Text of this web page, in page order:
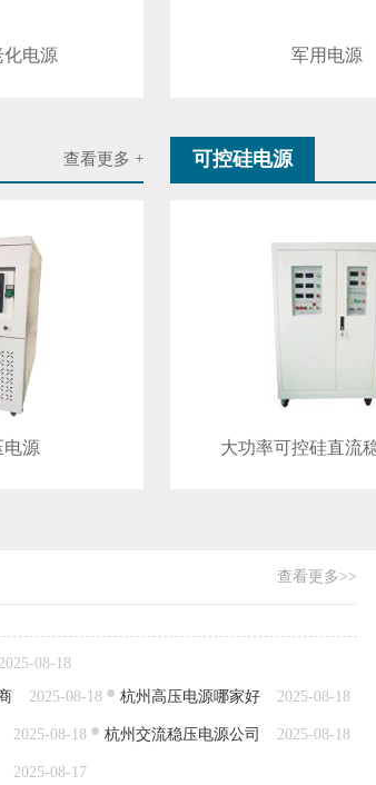
化电源 军用电源
查看更多 +
电源
可控硅电源
大功率可控硅直流
查看更多>>
08-18
2025-08-18
2025-08-18
杭州高压电源哪家好
2025-08-18 2025-08-18
杭州交流稳压电源公司
2025-08-17